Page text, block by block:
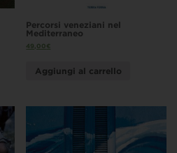
Percorsi veneziani nel
Mediterraneo
49,00€
Aggiungi al carrello